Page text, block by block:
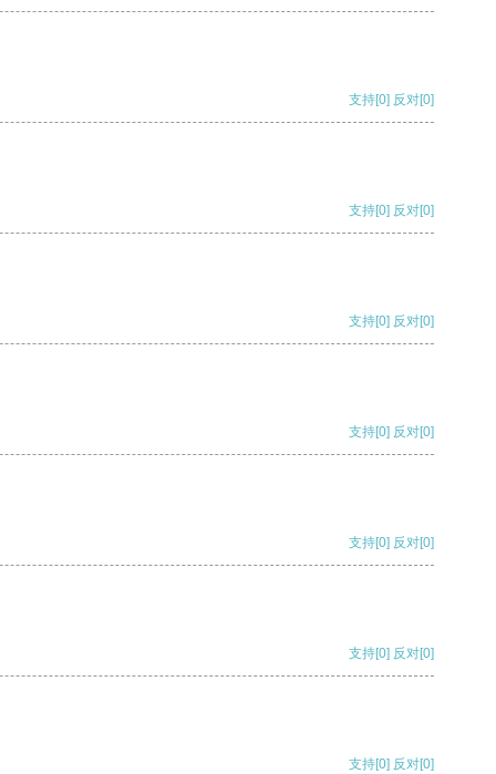
支持[0] 反对[0]
支持[0] 反对[0]
支持[0] 反对[0]
支持[0] 反对[0]
支持[0] 反对[0]
支持[0] 反对[0]
支持[0] 反对[0]